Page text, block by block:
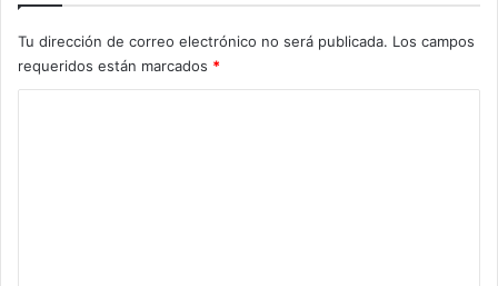
Tu dirección de correo electrónico no será publicada. Los campos
requeridos están marcados *